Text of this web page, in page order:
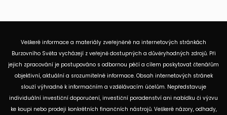
Veškeré informace a materiály zveřejněné na internetových stránkách
Burzovního Světa vycházejí z veřejně dostupných a důvěryhodných zdrojů. Při
jejich zpracování je postupováno s odbornou péčí a cílem poskytovat čtenářům
objektivní, aktuální a srozumitelné informace. Obsah internetových stránek
slouží výhradně k informačním a vzdělávacím účelům. Nepředstavuje
individuální investiční doporučení, investiční poradenství ani nabídku či výzvu
ke koupi nebo prodeji konkrétních finančních nástrojů. Veškeré názory, odhady,